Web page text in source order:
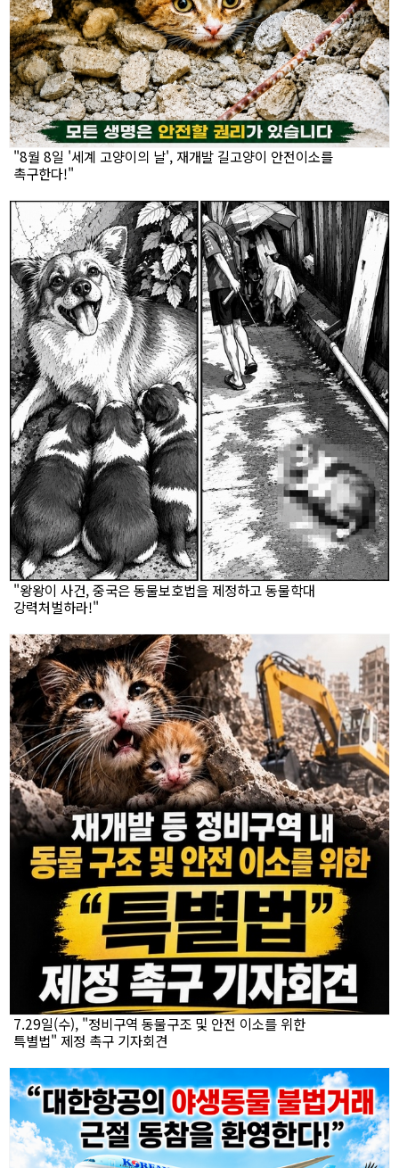
"8월 8일 '세계 고양이의 날', 재개발 길고양이 안전이소를
촉구한다!"
"왕왕이 사건, 중국은 동물보호법을 제정하고 동물학대
강력처벌하라!"
7.29일(수), "정비구역 동물구조 및 안전 이소를 위한
특별법" 제정 촉구 기자회견